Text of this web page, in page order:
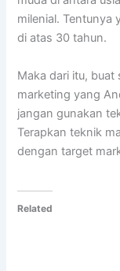
milenial. Tentunya
di atas 30 tahun.
Maka dari itu,
marketing yang
jangan gunakan
Terapkan teknik
dengan target
Related